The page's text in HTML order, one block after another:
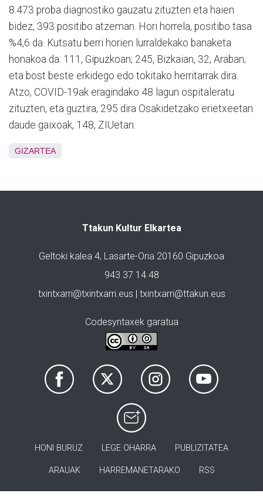
8.473 proba diagnostiko gauzatu zituzten eta haien
bidez, 393 positibo atzeman. Hori horrela, positibo tasa
%4,6 da. Kutsatu berri horien lurraldekako banaketa
honakoa da: 111, Gipuzkoan; 245, Bizkaian, 32, Araban;
eta bost beste erkidego edo tokitako herritarrak dira.
Atzo, COVID-19ak eragindako 48 lagun ospitaleratu
zituzten, eta guztira, 295 dira Osakidetzako erietxeetan
daude gaixoak, 148, ZIUetan.
GIZARTEA
Ttakun Kultur Elkartea
Geltoki kalea 4, Lasarte-Oria 20160 Gipuzkoa
943 37 14 48
txintxarri@txintxarri.eus | txintxarri@ttakun.eus
Codesyntaxek garatua
HONI BURUZ LEGE OHARRA PUBLIZITATEA
ARAUAK HARREMANETARAKO RSS